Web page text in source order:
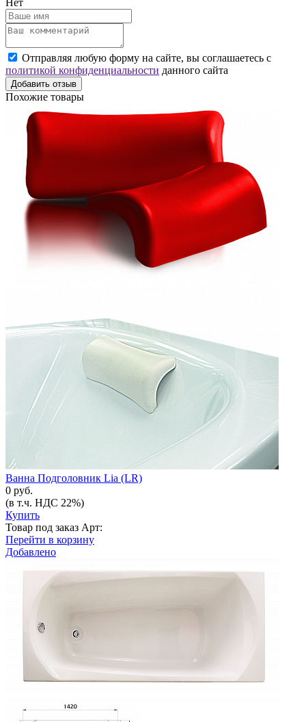
Нет
Отправляя любую форму на сайте, вы соглашаетесь с
политикой конфиденциальности данного сайта
Добавить отзыв
Похожие товары
Ванна Подголовник Lia (LR)
0 руб.
(в т.ч. НДС 22%)
Купить
Товар под заказ Арт:
Перейти в корзину
Добавлено